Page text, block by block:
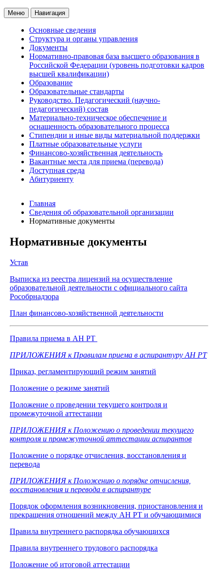
Меню Навигация
Основные сведения
Структура и органы управления
Документы
Нормативно-правовая база высшего образования в
Российской Федерации (уровень подготовки кадров
высшей квалификации)
Образование
Образовательные стандарты
Руководство. Педагогический (научно-
педагогический) состав
Материально-техническое обеспечение и
оснащенность образовательного процесса
Стипендии и иные виды материальной поддержки
Платные образовательные услуги
Финансово-хозяйственная деятельность
Вакантные места для приема (перевода)
Доступная среда
Абитуриенту
Главная
Сведения об образовательной организации
Нормативные документы
Нормативные документы
Устав
Выписка из реестра лицензий на осуществление
образовательной деятельности с официального сайта
Рособрнадзора
План финансово-хозяйственной деятельности
Правила приема в АН РТ
ПРИЛОЖЕНИЯ к Правилам приема в аспирантуру АН РТ
Приказ, регламентирующий режим занятий
Положение о режиме занятий
Положение о проведении текущего контроля и
промежуточной аттестации
ПРИЛОЖЕНИЯ к Положению о проведении текущего
контроля и промежуточной аттестации аспирантов
Положение о порядке отчисления, восстановления и
перевода
ПРИЛОЖЕНИЯ к Положению о порядке отчисления,
восстановления и перевода в аспирантуре
Порядок оформления возникновения, приостановления и
прекращения отношений между АН РТ и обучающимися
Правила внутреннего распорядка обучающихся
Правила внутреннего трудового распорядка
Положение об итоговой аттестации